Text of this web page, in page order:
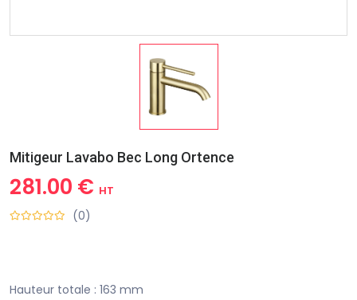
Mitigeur Lavabo Bec Long Ortence
281.00 € HT
(0)
Hauteur totale : 163 mm